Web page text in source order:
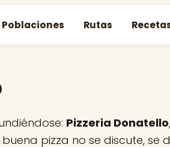
Poblaciones Rutas
Pizzeria Donatello
pizza no se discute, se